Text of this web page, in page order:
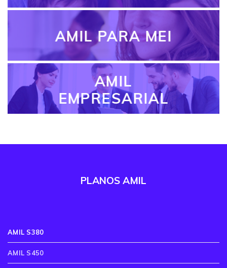
AMIL PARA MEI
AMIL
EMPRESARIAL
PLANOS AMIL
AMIL S380
AMIL S450